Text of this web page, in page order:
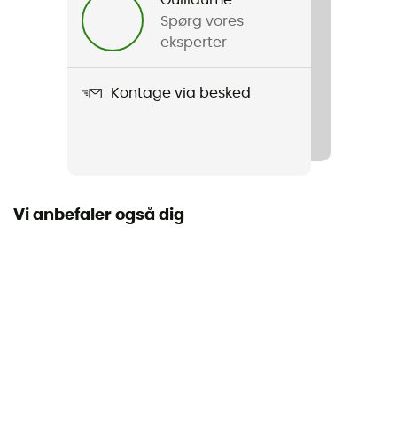
Fastgørelsessystem
Spørg vores
eksperter
Kontage via besked
Vi anbefaler også dig